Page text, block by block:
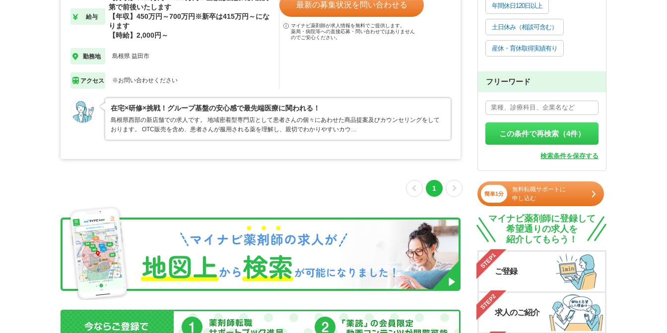
給与
第で前後いたします
【年収】450万円～700万円※新卒は415万円～にな
ります
【時給】2,000円～
勤務地 島根県 益田市
アクセス ※お問い合わせください
最新の募集状況を問い合わせる
マイナビ薬剤師が求人情報を無料でご提供します。
薬局・病院等への直接応募・問い合わせではありません
のでご安心ください。
在宅×研修×挑戦！グループ基盤の安心感で最先端医療に関われる！
島根県西部の新店舗での求人です。 地域密着型専門店として患者さんの個々にあわせた商品提案及びカウンセリングをして
おります。 OTC販売を含め、患者さんが服用される薬を理解し、親切でわかりやすいカウ…
1
年間休日120日以上
土日休み（相談可含む）
産休・育休取得実績有り
フリーワード
この条件で再検索（4件）
検索条件を保存する
簡単1分
無料転職サポートに
申し込む
マイナビ薬剤師に登録して
希望通りの求人を
紹介してもらう！
STEP1
ご登録
STEP2
求人のご紹介